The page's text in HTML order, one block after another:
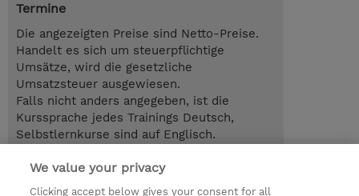
Termine
Die angezeigten Preise sind Netto-Preise.
Handelt es sich um steuerpflichtige
Umsätze, wird die gesetzliche
Umsatzsteuer ausgewiesen.
Falls nicht anders angegeben, ist die
Kurssprache jedes Trainings Deutsch,
Selbstlernkurse sind auf Englisch.
4.00 Stunden
EUR 799,00
We value your privacy
Clicking accept below gives your consent for all